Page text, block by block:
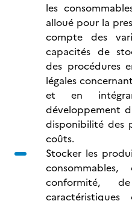
les
alloué pour la
compte des
capacités de
des procédures
légales
et en
développement
disponibilité des
coûts.
Stocker les
conformité,